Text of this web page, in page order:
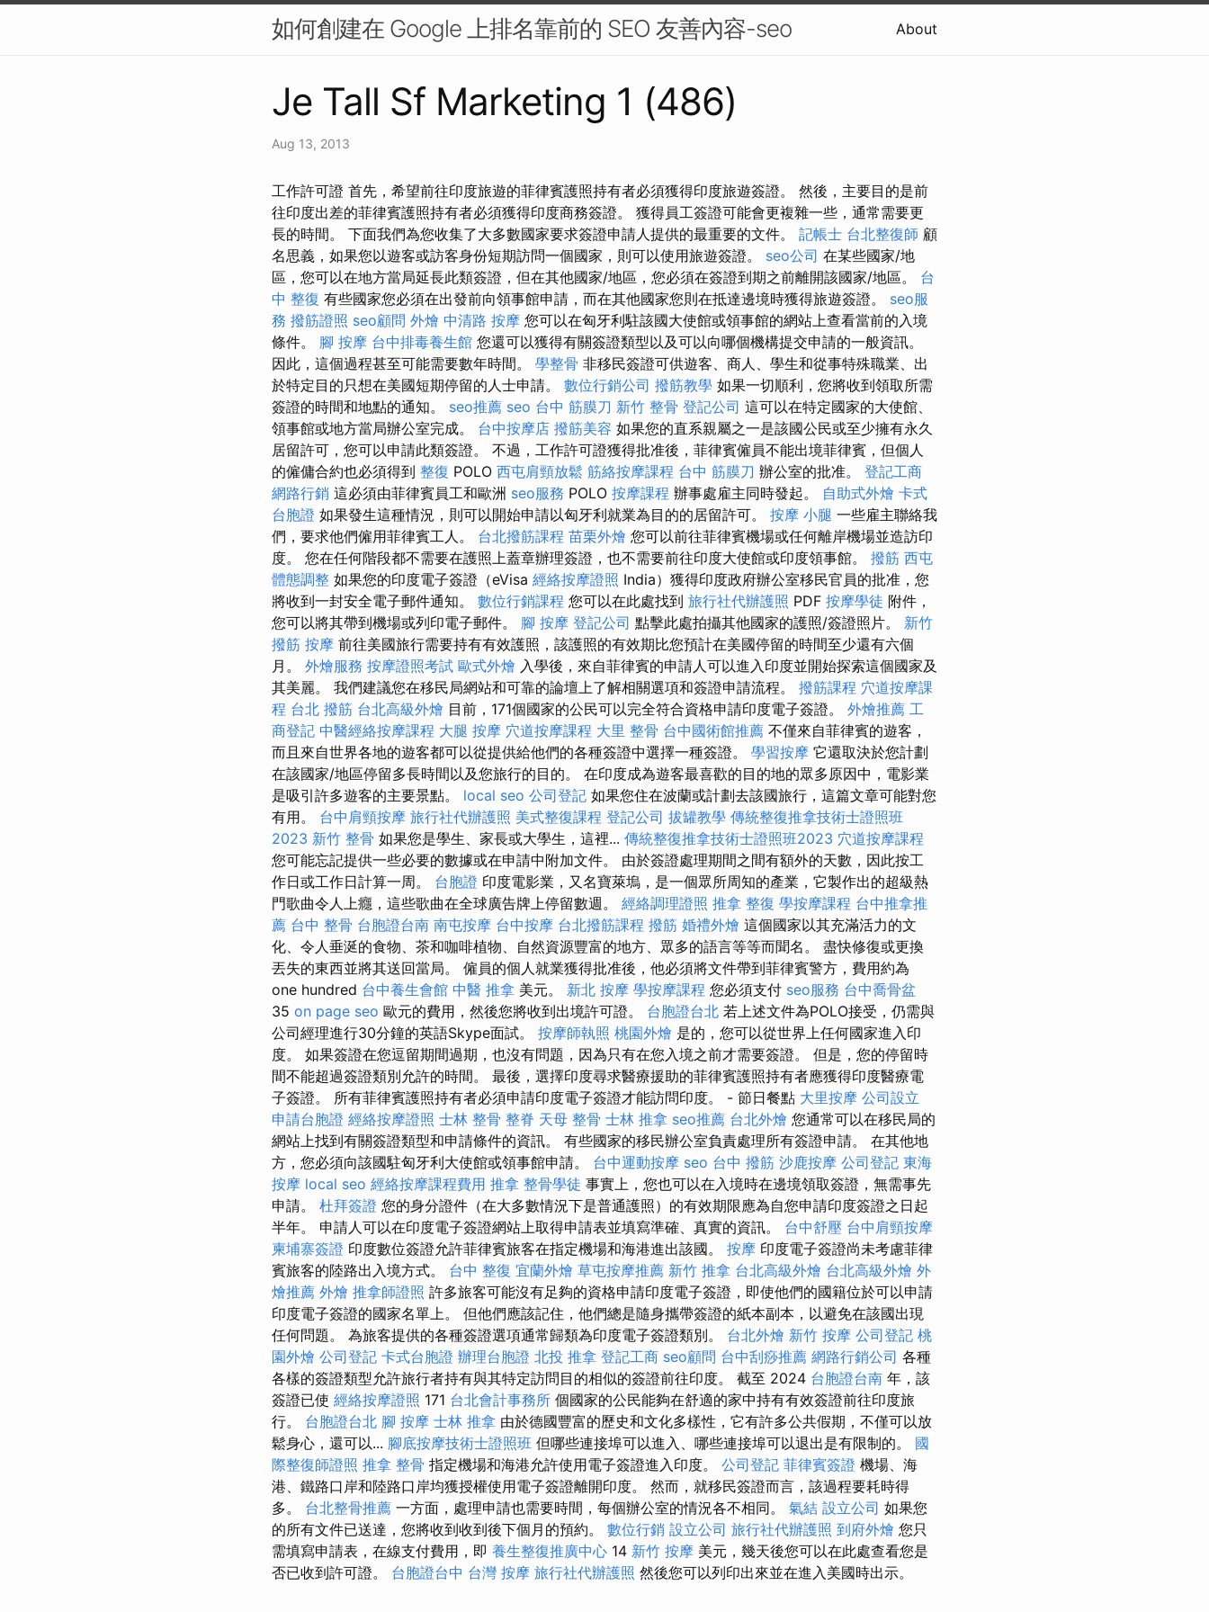
如何創建在 Google 上排名靠前的 SEO 友善內容-seo About
Je Tall Sf Marketing 1 (486)
Aug 13, 2013
工作許可證 首先，希望前往印度旅遊的菲律賓護照持有者必須獲得印度旅遊簽證。 然後，主要目的是前
往印度出差的菲律賓護照持有者必須獲得印度商務簽證。 獲得員工簽證可能會更複雜一些，通常需要更
長的時間。 下面我們為您收集了大多數國家要求簽證申請人提供的最重要的文件。 記帳士 台北整復師 顧
名思義，如果您以遊客或訪客身份短期訪問一個國家，則可以使用旅遊簽證。 seo公司 在某些國家/地
區，您可以在地方當局延長此類簽證，但在其他國家/地區，您必須在簽證到期之前離開該國家/地區。 台
中 整復 有些國家您必須在出發前向領事館申請，而在其他國家您則在抵達邊境時獲得旅遊簽證。 seo服
務 撥筋證照 seo顧問 外燴 中清路 按摩 您可以在匈牙利駐該國大使館或領事館的網站上查看當前的入境
條件。 腳 按摩 台中排毒養生館 您還可以獲得有關簽證類型以及可以向哪個機構提交申請的一般資訊。
因此，這個過程甚至可能需要數年時間。 學整骨 非移民簽證可供遊客、商人、學生和從事特殊職業、出
於特定目的只想在美國短期停留的人士申請。 數位行銷公司 撥筋教學 如果一切順利，您將收到領取所需
簽證的時間和地點的通知。 seo推薦 seo 台中 筋膜刀 新竹 整骨 登記公司 這可以在特定國家的大使館、
領事館或地方當局辦公室完成。 台中按摩店 撥筋美容 如果您的直系親屬之一是該國公民或至少擁有永久
居留許可，您可以申請此類簽證。 不過，工作許可證獲得批准後，菲律賓僱員不能出境菲律賓，但個人
的僱傭合約也必須得到 整復 POLO 西屯肩頸放鬆 筋絡按摩課程 台中 筋膜刀 辦公室的批准。 登記工商
網路行銷 這必須由菲律賓員工和歐洲 seo服務 POLO 按摩課程 辦事處雇主同時發起。 自助式外燴 卡式
台胞證 如果發生這種情況，則可以開始申請以匈牙利就業為目的的居留許可。 按摩 小腿 一些雇主聯絡我
們，要求他們僱用菲律賓工人。 台北撥筋課程 苗栗外燴 您可以前往菲律賓機場或任何離岸機場並造訪印
度。 您在任何階段都不需要在護照上蓋章辦理簽證，也不需要前往印度大使館或印度領事館。 撥筋 西屯
體態調整 如果您的印度電子簽證（eVisa 經絡按摩證照 India）獲得印度政府辦公室移民官員的批准，您
將收到一封安全電子郵件通知。 數位行銷課程 您可以在此處找到 旅行社代辦護照 PDF 按摩學徒 附件，
您可以將其帶到機場或列印電子郵件。 腳 按摩 登記公司 點擊此處拍攝其他國家的護照/簽證照片。 新竹
撥筋 按摩 前往美國旅行需要持有有效護照，該護照的有效期比您預計在美國停留的時間至少還有六個
月。 外燴服務 按摩證照考試 歐式外燴 入學後，來自菲律賓的申請人可以進入印度並開始探索這個國家及
其美麗。 我們建議您在移民局網站和可靠的論壇上了解相關選項和簽證申請流程。 撥筋課程 穴道按摩課
程 台北 撥筋 台北高級外燴 目前，171個國家的公民可以完全符合資格申請印度電子簽證。 外燴推薦 工
商登記 中醫經絡按摩課程 大腿 按摩 穴道按摩課程 大里 整骨 台中國術館推薦 不僅來自菲律賓的遊客，
而且來自世界各地的遊客都可以從提供給他們的各種簽證中選擇一種簽證。 學習按摩 它還取決於您計劃
在該國家/地區停留多長時間以及您旅行的目的。 在印度成為遊客最喜歡的目的地的眾多原因中，電影業
是吸引許多遊客的主要景點。 local seo 公司登記 如果您住在波蘭或計劃去該國旅行，這篇文章可能對您
有用。 台中肩頸按摩 旅行社代辦護照 美式整復課程 登記公司 拔罐教學 傳統整復推拿技術士證照班
2023 新竹 整骨 如果您是學生、家長或大學生，這裡... 傳統整復推拿技術士證照班2023 穴道按摩課程
您可能忘記提供一些必要的數據或在申請中附加文件。 由於簽證處理期間之間有額外的天數，因此按工
作日或工作日計算一周。 台胞證 印度電影業，又名寶萊塢，是一個眾所周知的產業，它製作出的超級熱
門歌曲令人上癮，這些歌曲在全球廣告牌上停留數週。 經絡調理證照 推拿 整復 學按摩課程 台中推拿推
薦 台中 整骨 台胞證台南 南屯按摩 台中按摩 台北撥筋課程 撥筋 婚禮外燴 這個國家以其充滿活力的文
化、令人垂涎的食物、茶和咖啡植物、自然資源豐富的地方、眾多的語言等等而聞名。 盡快修復或更換
丟失的東西並將其送回當局。 僱員的個人就業獲得批准後，他必須將文件帶到菲律賓警方，費用約為
one hundred 台中養生會館 中醫 推拿 美元。 新北 按摩 學按摩課程 您必須支付 seo服務 台中喬骨盆
35 on page seo 歐元的費用，然後您將收到出境許可證。 台胞證台北 若上述文件為POLO接受，仍需與
公司經理進行30分鐘的英語Skype面試。 按摩師執照 桃園外燴 是的，您可以從世界上任何國家進入印
度。 如果簽證在您逗留期間過期，也沒有問題，因為只有在您入境之前才需要簽證。 但是，您的停留時
間不能超過簽證類別允許的時間。 最後，選​​擇印度尋求醫療援助的菲律賓護照持有者應獲得印度醫療電
子簽證。 所有菲律賓護照持有者必須申請印度電子簽證才能訪問印度。 - 節日餐點 大里按摩 公司設立
申請台胞證 經絡按摩證照 士林 整骨 整脊 天母 整骨 士林 推拿 seo推薦 台北外燴 您通常可以在移民局的
網站上找到有關簽證類型和申請條件的資訊。 有些國家的移民辦公室負責處理所有簽證申請。 在其他地
方，您必須向該國駐匈牙利大使館或領事館申請。 台中運動按摩 seo 台中 撥筋 沙鹿按摩 公司登記 東海
按摩 local seo 經絡按摩課程費用 推拿 整骨學徒 事實上，您也可以在入境時在邊境領取簽證，無需事先
申請。 杜拜簽證 您的身分證件（在大多數情況下是普通護照）的有效期限應為自您申請印度簽證之日起
半年。 申請人可以在印度電子簽證網站上取得申請表並填寫準確、真實的資訊。 台中舒壓 台中肩頸按摩
柬埔寨簽證 印度數位簽證允許菲律賓旅客在指定機場和海港進出該國。 按摩 印度電子簽證尚未考慮菲律
賓旅客的陸路出入境方式。 台中 整復 宜蘭外燴 草屯按摩推薦 新竹 推拿 台北高級外燴 台北高級外燴 外
燴推薦 外燴 推拿師證照 許多旅客可能沒有足夠的資格申請印度電子簽證，即使他們的國籍位於可以申請
印度電子簽證的國家名單上。 但他們應該記住，他們總是隨身攜帶簽證的紙本副本，以避免在該國出現
任何問題。 為旅客提供的各種簽證選項通常歸類為印度電子簽證類別。 台北外燴 新竹 按摩 公司登記 桃
園外燴 公司登記 卡式台胞證 辦理台胞證 北投 推拿 登記工商 seo顧問 台中刮痧推薦 網路行銷公司 各種
各樣的簽證類型允許旅行者持有與其特定訪問目的相似的簽證前往印度。 截至 2024 台胞證台南 年，該
簽證已使 經絡按摩證照 171 台北會計事務所 個國家的公民能夠在舒適的家中持有有效簽證前往印度旅
行。 台胞證台北 腳 按摩 士林 推拿 由於德國豐富的歷史和文化多樣性，它有許多公共假期，不僅可以放
鬆身心，還可以... 腳底按摩技術士證照班 但哪些連接埠可以進入、哪些連接埠可以退出是有限制的。 國
際整復師證照 推拿 整骨 指定機場和海港允許使用電子簽證進入印度。 公司登記 菲律賓簽證 機場、海
港、鐵路口岸和陸路口岸均獲授權使用電子簽證離開印度。 然而，就移民簽證而言，該過程要耗時得
多。 台北整骨推薦 一方面，處理申請也需要時間，每個辦公室的情況各不相同。 氣結 設立公司 如果您
的所有文件已送達，您將收到收到後下個月的預約。 數位行銷 設立公司 旅行社代辦護照 到府外燴 您只
需填寫申請表，在線支付費用，即 養生整復推廣中心 14 新竹 按摩 美元，幾天後您可以在此處查看您是
否已收到許可證。 台胞證台中 台灣 按摩 旅行社代辦護照 然後您可以列印出來並在進入美國時出示。